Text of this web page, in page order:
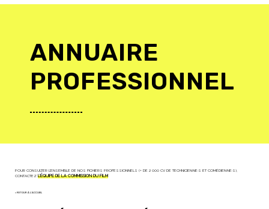
ANNUAIRE
PROFESSIONNEL
POUR CONSULTER L'ENSEMBLE DE NOS FICHIERS PROFESSIONNELS (+ DE 2 000 CV DE TECHNICIEN·NE·S ET COMÉDIEN·NE·S),
CONTACTEZ L'ÉQUIPE DE LA COMMISSION DU FILM
< RETOUR À L'ACCUEIL